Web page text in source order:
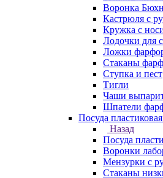
Воронка
Кастрюля с
Кружка с
Лодочки для
Ложки
Стаканы
Ступка и пест
Тигли
Чаши
Шпатели
Посуда
Назад
Посуда
Воронки
Мензурки с
Стаканы